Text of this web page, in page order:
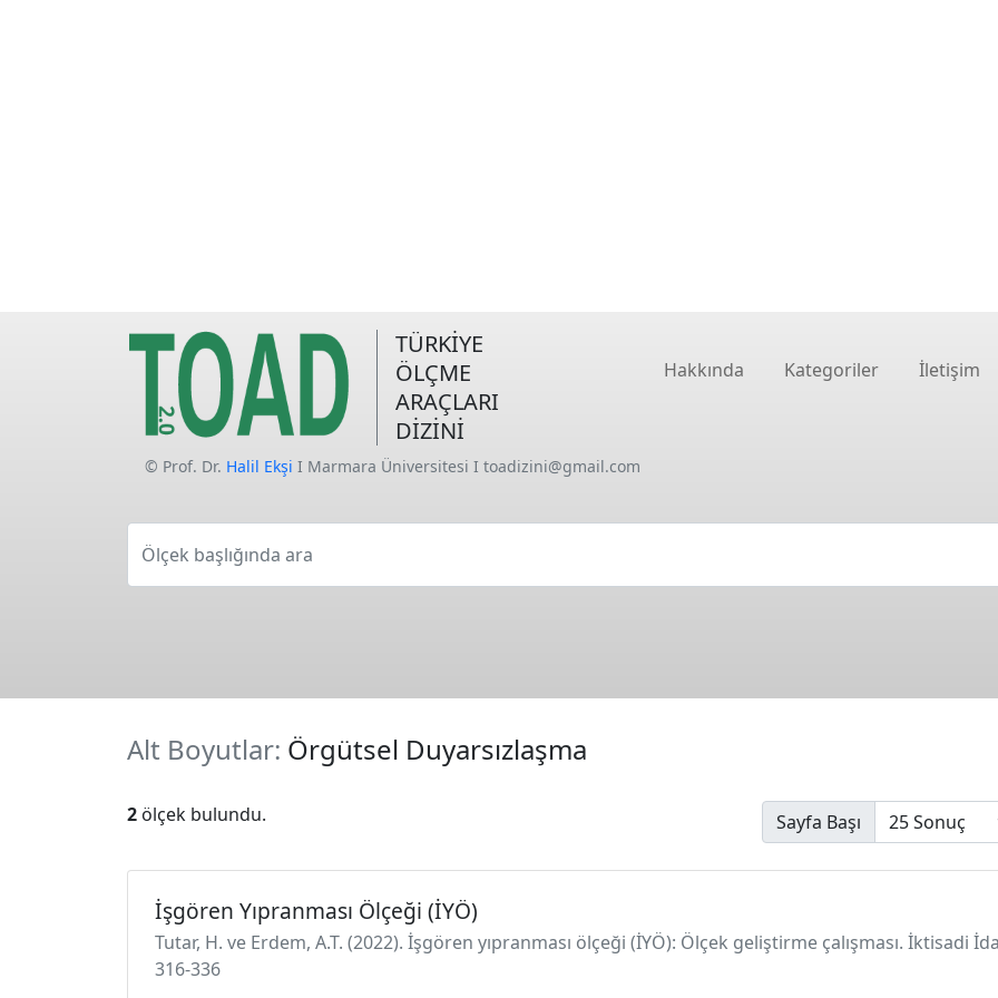
TÜRKİYE
ÖLÇME
ARAÇLARI
DİZİNİ
Hakkında Kategoriler İletişim
© Prof. Dr. Halil Ekşi I Marmara Üniversitesi I toadizini@gmail.com
Ölçek başlığında ara
Alt Boyutlar: Örgütsel Duyarsızlaşma
2 ölçek bulundu. Sayfa Başı
İşgören Yıpranması Ölçeği (İYÖ)
Tutar, H. ve Erdem, A.T. (2022). İşgören yıpranması ölçeği (İYÖ): Ölçek geliştirme çalışması. İktisadi
316-336